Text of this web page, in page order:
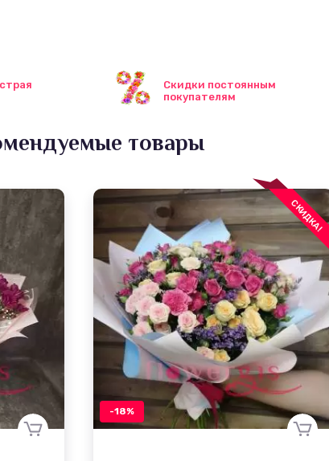
Скидки постоянным
покупателям
товары
СКИДКА!
-18%